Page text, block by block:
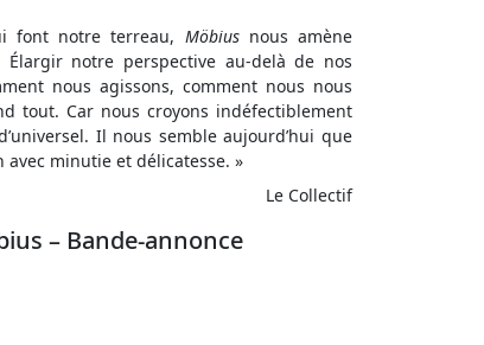
font notre terreau, Möbius nous amène
notre perspective au-delà de nos
nous agissons, comment nous nous
tout. Car nous croyons indéfectiblement
Il nous semble aujourd’hui que
avec minutie et délicatesse. »
Le Collectif
– Bande-annonce